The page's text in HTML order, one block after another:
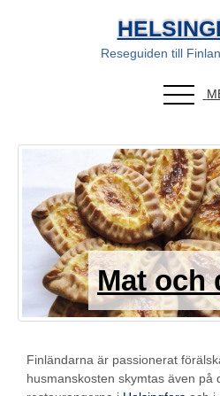
Reseguiden till
Mat och
Finländarna är passionerat
husmanskosten skymtas även på